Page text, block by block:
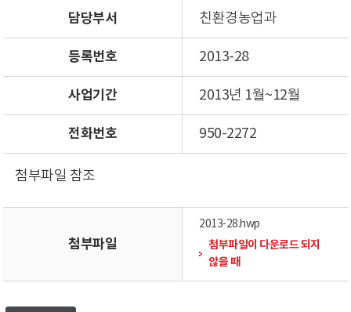
담당부서 친환경농업과
등록번호 2013-28
사업기간 2013년 1월~12월
전화번호 950-2272
첨부파일 참조
첨부파일
2013-28.hwp
첨부파일이 다운로드 되지
않을 때